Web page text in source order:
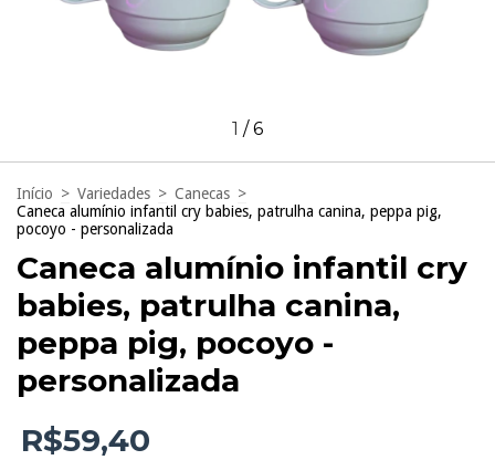
1 /6
Início > Variedades > Canecas >
Caneca alumínio infantil cry babies, patrulha canina, peppa pig,
pocoyo - personalizada
Caneca alumínio infantil cry
babies, patrulha canina,
peppa pig, pocoyo -
personalizada
R$59,40